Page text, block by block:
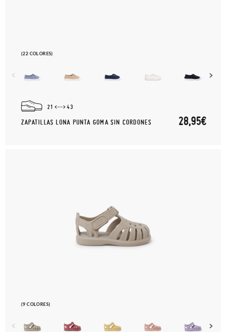
(22 COLORES)
21 43
ZAPATILLAS LONA PUNTA GOMA SIN CORDONES 28,95€
(9 COLORES)